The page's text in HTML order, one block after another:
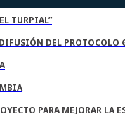
TURPIAL”
DEL PROTOCOLO
PARA MEJORAR LA